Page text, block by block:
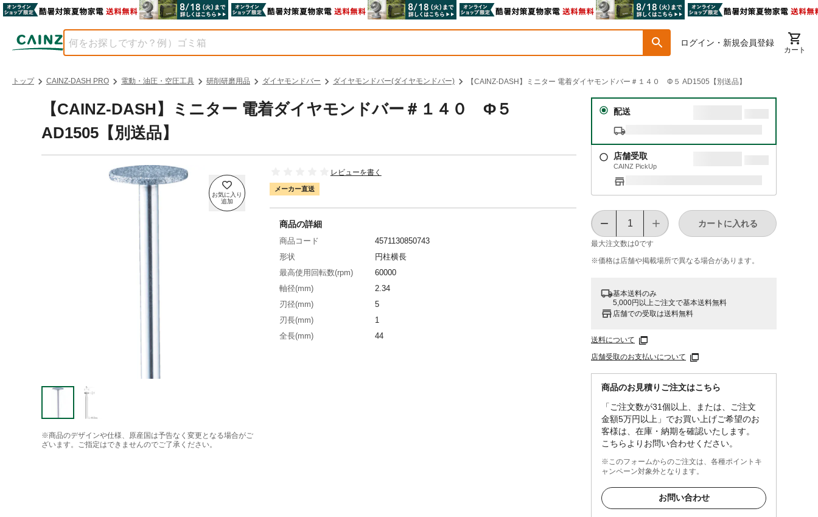
ログイン・新規会員登録
カート
トップ CAINZ-DASH PRO 電動・油圧・空圧工具 研削研磨用品 ダイヤモンドバー ダイヤモンドバー(ダイヤモンドバー) 【CAINZ-DASH】ミニター 電着ダイヤモンドバー＃１４０ Φ５ AD1505【別送品】
【CAINZ-DASH】ミニター 電着ダイヤモンドバー＃１４０ Φ５
AD1505【別送品】
※商品のデザインや仕様、原産国は予告なく変更となる場合がご
ざいます。ご指定はできませんのでご了承ください。
レビューを書く
メーカー直送
配送
店舗受取
CAINZ PickUp
最大注文数は0です
カートに入れる
※価格は​店舗や​掲載場所で​異なる​場合が​あります。
基本送料のみ
5,000円以上ご注文で基本送料無料
店舗での受取は送料無料
送料について
店舗受取のお支払いについて
商品のお見積りご注文はこちら
「ご注文数が31個以上、または、ご注文
金額5万円以上」でお買い上げご希望のお
客様は、在庫・納期を確認いたします。
こちらよりお問い合わせください。
※このフォームからのご注文は、各種ポイントキ
ャンペーン対象外となります。
お問い合わせ
商品の詳細
商品コード
4571130850743
形状
円柱横長
最高使用回転数(rpm)
60000
軸径(mm)
2.34
刃径(mm)
5
刃長(mm)
1
全長(mm)
44